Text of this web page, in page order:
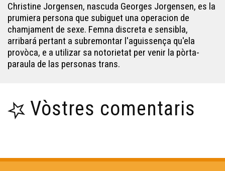
Christine Jorgensen, nascuda Georges Jorgensen, es la
prumiera persona que subiguet una operacion de
chamjament de sexe. Femna discreta e sensibla,
arribará pertant a subremontar l'aguissença qu'ela
provòca, e a utilizar sa notorietat per venir la pòrta-
paraula de las personas trans.
Vòstres comentaris